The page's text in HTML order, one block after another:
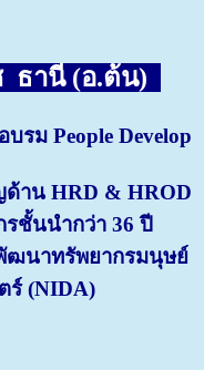
ธานี (อ.ต้น)
รม People Develop
าน HRD & HROD
รชั้นนำกว่า 36 ปี
ฒนาทรัพยากรมนุษย์
(NIDA)